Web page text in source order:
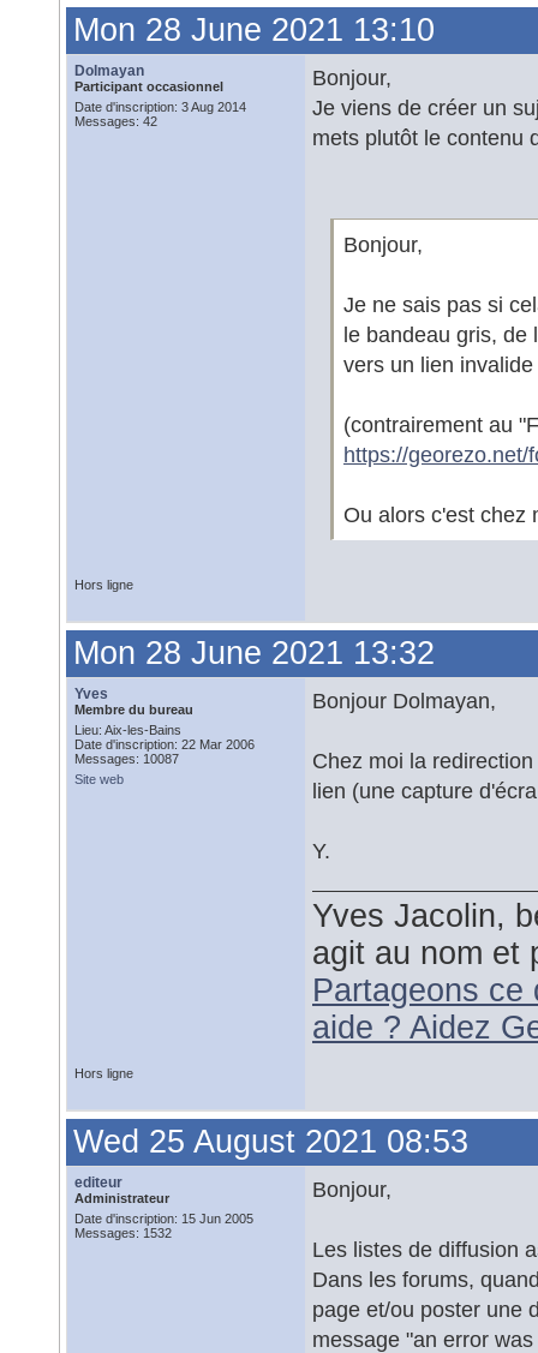
Mon 28 June 2021 13:10
Dolmayan
Participant occasionnel
Date d'inscription: 3 Aug 2014
Messages: 42
Bonjour,
Je viens de créer un
mets plutôt le contenu
Bonjour,
Je ne sais pas si
le bandeau gris, de
vers un lien
(contrairement au
https://georezo.net/
Ou alors c'est chez
Hors ligne
Mon 28 June 2021 13:32
Yves
Membre du bureau
Lieu: Aix-les-Bains
Date d'inscription: 22 Mar 2006
Messages: 10087
Site web
Bonjour Dolmayan,
Chez moi la
lien (une capture
Y.
Yves Jacolin,
agit au nom et
Partageons ce
aide ? Aidez
Hors ligne
Wed 25 August 2021 08:53
editeur
Administrateur
Date d'inscription: 15 Jun 2005
Messages: 1532
Bonjour,
Les listes de diffusion
Dans les forums,
page et/ou poster une
message "an error